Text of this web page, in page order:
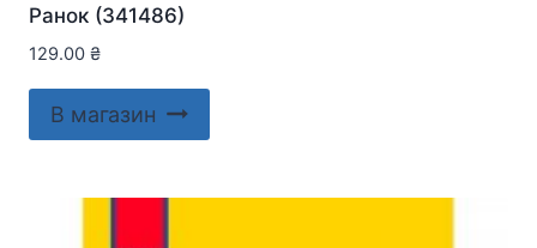
Ранок (341486)
129.00 ₴
В магазин